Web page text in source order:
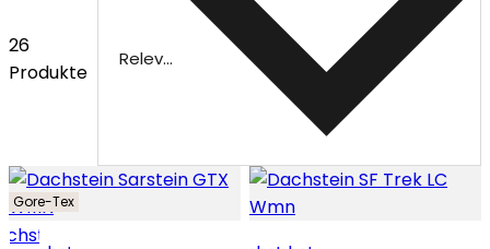
26
Produkte
Relevanz
Gore-Tex